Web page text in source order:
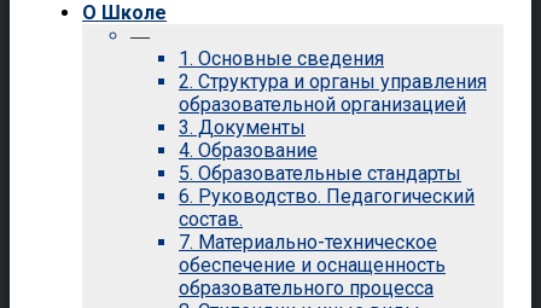
О Школе
—
1. Основные сведения
2. Структура и органы управления
образовательной организацией
3. Документы
4. Образование
5. Образовательные стандарты
6. Руководство. Педагогический
состав.
7. Материально-техническое
обеспечение и оснащенность
образовательного процесса